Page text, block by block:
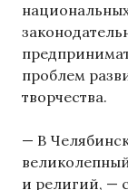
проблем
творчества.
— В
и религий, —